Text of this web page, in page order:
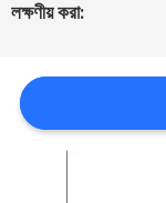
খবর
কেস
লক্ষণীয় করা: